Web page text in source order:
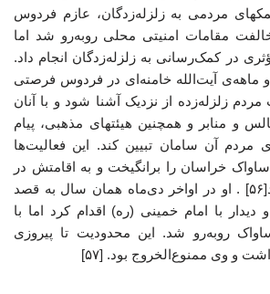
مردمی به زلزله‌زدگان، عازم فردوس
مقامات امنیتی محلی روبه‌رو شد اما
در کمک‌رسانی به زلزله‌زدگان انجام داد.
آیت‌الله خامنه‌ای در فردوس فرصتی
مردم زلزله‌زده از نزدیک آشنا شود و با آنان
و منابر و همچنین هیئتهای مذهبی، پیام
مردم آن سامان تبیین کند. این فعالیت‌ها
خراسان را برانگیخت و به اقامتش در
فردوس پایان داده شد[۵۶] . او در اواخر دی‌ماه همان سال به قصد
دیدار با امام خمینی (ره) اقدام کرد اما با
روبه‌رو شد. این محدودیت تا پیروزی
و وی ممنوع‌الخروج بود. [۵۷]